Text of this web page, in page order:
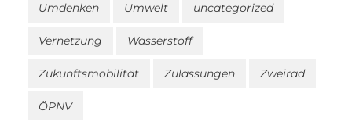
Umdenken Umwelt uncategorized
Vernetzung Wasserstoff
Zukunftsmobilität Zulassungen Zweirad
ÖPNV